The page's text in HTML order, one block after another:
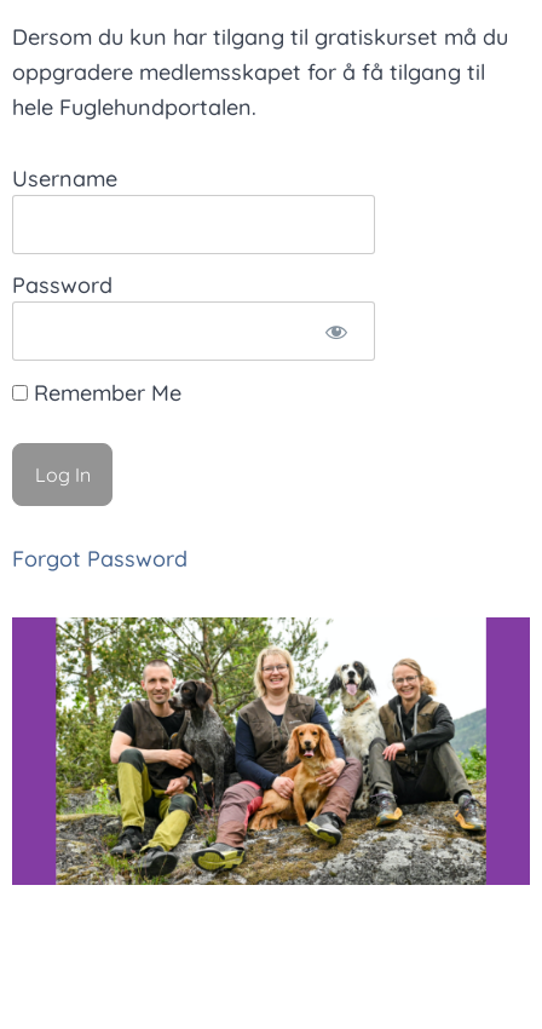
Dersom du kun har tilgang til gratiskurset må du
oppgradere medlemsskapet for å få tilgang til
hele Fuglehundportalen.
Username
Password
Remember Me
Forgot Password